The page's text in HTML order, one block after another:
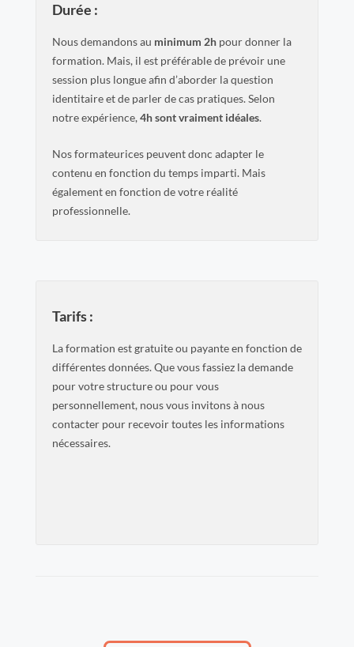
Durée :
Nous demandons au minimum 2h pour donner la
formation. Mais, il est préférable de prévoir une
session plus longue afin d’aborder la question
identitaire et de parler de cas pratiques. Selon
notre expérience,4h sont vraiment idéales.
Nos formateurices peuvent donc adapter le
contenu en fonction du temps imparti. Mais
également en fonction de votre réalité
professionnelle.
Tarifs :
La formation est gratuite ou payante en fonction de
différentes données. Que vous fassiez la demande
pour votre structure ou pour vous
personnellement, nous vous invitons à nous
contacter pour recevoir toutes les informations
nécessaires.